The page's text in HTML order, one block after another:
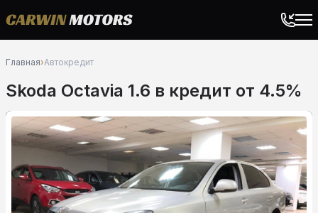
Главная›Автокредит
Skoda Octavia 1.6 в кредит от 4.5%